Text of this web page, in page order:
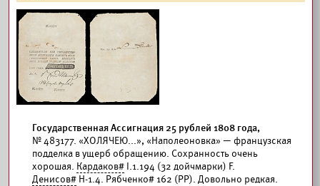
Государственная Ассигнация 25 рублей 1808 года,
№ 483177. «ХОЛЯЧЕЮ...», «Наполеоновка» — французская
подделка в ущерб обращению. Сохранность очень
хорошая. Кардаков# I.1.194 (32 дойчмарки) F.
Денисов# Н-1.4. Рябченко# 162 (РР). Довольно редкая.